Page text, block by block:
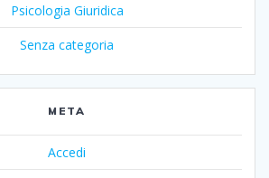
Psicologia Giuridica
Senza categoria
META
Accedi